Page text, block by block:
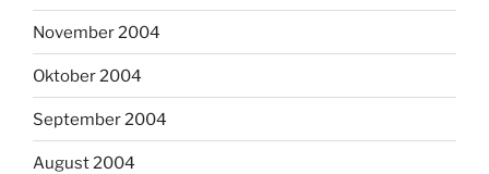
November 2004
Oktober 2004
September 2004
August 2004